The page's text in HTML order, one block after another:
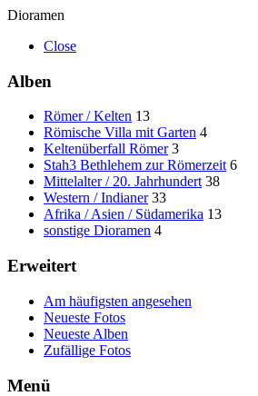
Dioramen
Close
Alben
Römer / Kelten 13
Römische Villa mit Garten 4
Keltenüberfall Römer 3
Stah3 Bethlehem zur Römerzeit 6
Mittelalter / 20. Jahrhundert 38
Western / Indianer 33
Afrika / Asien / Südamerika 13
sonstige Dioramen 4
Erweitert
Am häufigsten angesehen
Neueste Fotos
Neueste Alben
Zufällige Fotos
Menü